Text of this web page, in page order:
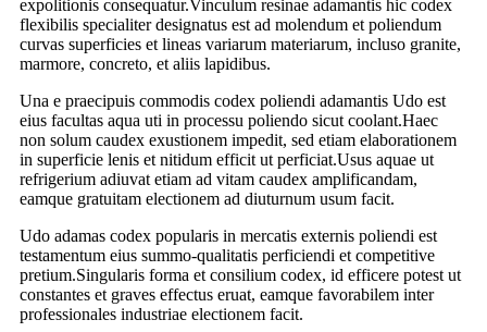
expolitionis consequatur.Vinculum resinae adamantis hic codex
flexibilis specialiter designatus est ad molendum et poliendum
curvas superficies et lineas variarum materiarum, incluso granite,
marmore, concreto, et aliis lapidibus.
Una e praecipuis commodis codex poliendi adamantis Udo est
eius facultas aqua uti in processu poliendo sicut coolant.Haec
non solum caudex exustionem impedit, sed etiam elaborationem
in superficie lenis et nitidum efficit ut perficiat.Usus aquae ut
refrigerium adiuvat etiam ad vitam caudex amplificandam,
eamque gratuitam electionem ad diuturnum usum facit.
Udo adamas codex popularis in mercatis externis poliendi est
testamentum eius summo-qualitatis perficiendi et competitive
pretium.Singularis forma et consilium codex, id efficere potest ut
constantes et graves effectus eruat, eamque favorabilem inter
professionales industriae electionem facit.